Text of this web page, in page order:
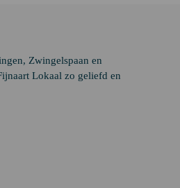
Zwingelspaan en
Lokaal zo geliefd en